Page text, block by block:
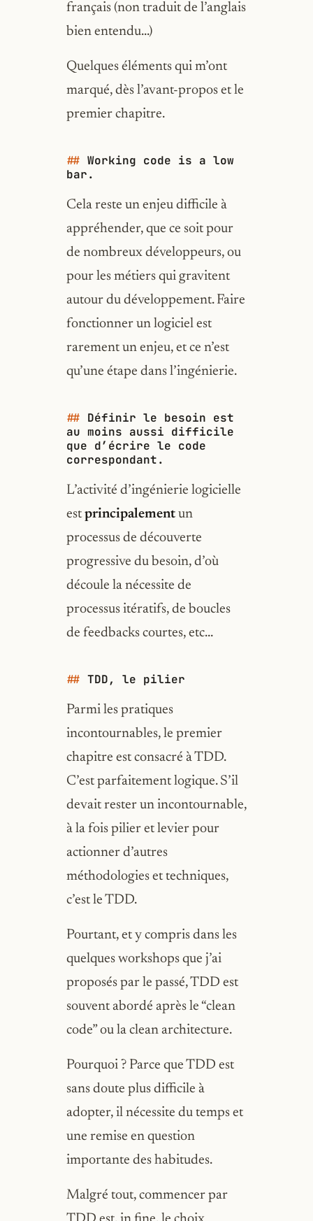
français (non traduit de l’anglais
bien entendu…)
Quelques éléments qui m’ont
marqué, dès l’avant-propos et le
premier chapitre.
Working code is a low
bar.
Cela reste un enjeu difficile à
appréhender, que ce soit pour
de nombreux développeurs, ou
pour les métiers qui gravitent
autour du développement. Faire
fonctionner un logiciel est
rarement un enjeu, et ce n’est
qu’une étape dans l’ingénierie.
Définir le besoin est
au moins aussi difficile
que d’écrire le code
correspondant.
L’activité d’ingénierie logicielle
est principalementun
processus de découverte
progressive du besoin, d’où
découle la nécessite de
processus itératifs, de boucles
de feedbacks courtes, etc…
TDD, le pilier
Parmi les pratiques
incontournables, le premier
chapitre est consacré à TDD.
C’est parfaitement logique. S’il
devait rester un incontournable,
à la fois pilier et levier pour
actionner d’autres
méthodologies et techniques,
c’est le TDD.
Pourtant, et y compris dans les
quelques workshops que j’ai
proposés par le passé, TDD est
souvent abordé après le “clean
code” ou la clean architecture.
Pourquoi ? Parce que TDD est
sans doute plus difficile à
adopter, il nécessite du temps et
une remise en question
importante des habitudes.
Malgré tout, commencer par